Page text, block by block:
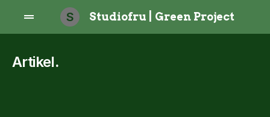
S Studiofru | Green Project
Artikel.